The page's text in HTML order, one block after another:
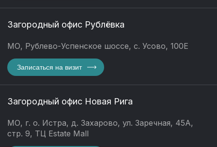
Загородный офис Рублёвка
МО, Рублево-Успенское шоссе, с. Усово, 100Е
Записаться на визит
Загородный офис Новая Рига
МО, г. о. Истра, д. Захарово, ул. Заречная, 45А,
стр. 9, ТЦ Estate Mall